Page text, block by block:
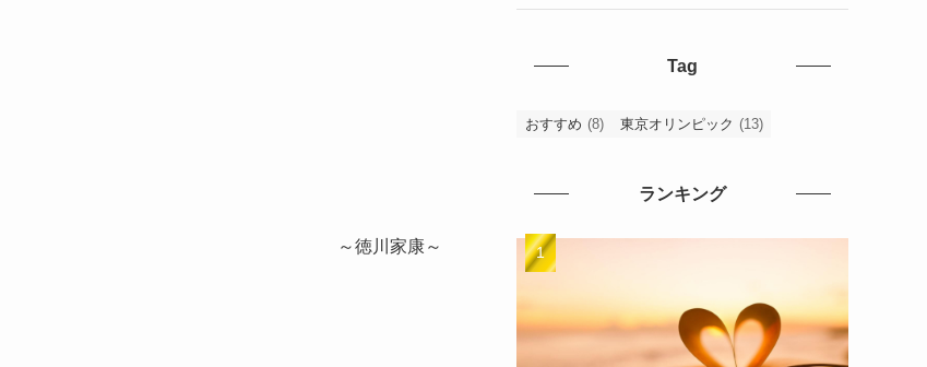
～徳川家康～
Tag
おすすめ (8) 東京オリンピック (13)
ランキング